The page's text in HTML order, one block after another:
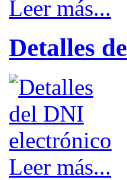
Leer más...
Detalles
Leer más...